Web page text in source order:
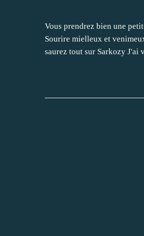
Vous prendrez bien une
Sourire mielleux et
saurez tout sur Sarkozy J'ai